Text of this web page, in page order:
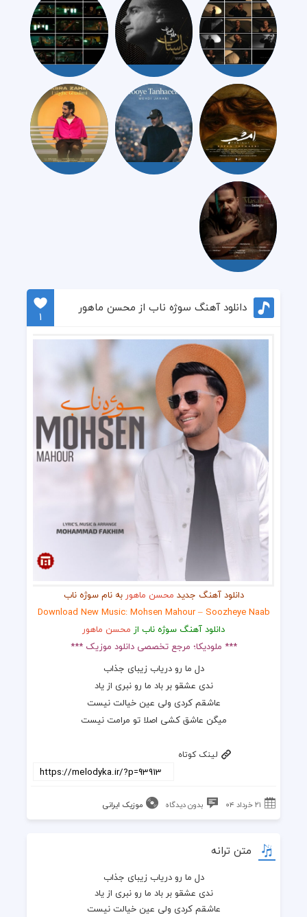
دانلود آهنگ سوژه ناب از محسن ماهور
1
دانلود آهنگ جدید محسن ماهور به نام سوژه ناب
Download New Music: Mohsen Mahour – Soozheye Naab
دانلود آهنگ سوژه ناب از محسن ماهور
*** ملودیکا؛ مرجع تخصصی دانلود موزیک ***
دل ما رو دریاب زیبای جذاب
ندی عشقو بر باد ما رو نبری از یاد
عاشقم کردی ولی عین خیالت نیست
میگن عاشق کشی اصلا تو مرامت نیست
لینک کوتاه
۲۱ خرداد ۰۴ بدون دیدگاه موزیک ایرانی
متن ترانه